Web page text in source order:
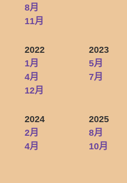
8月
11月
2022
1月
4月
12月
2023
5月
7月
2024
2月
4月
2025
8月
10月